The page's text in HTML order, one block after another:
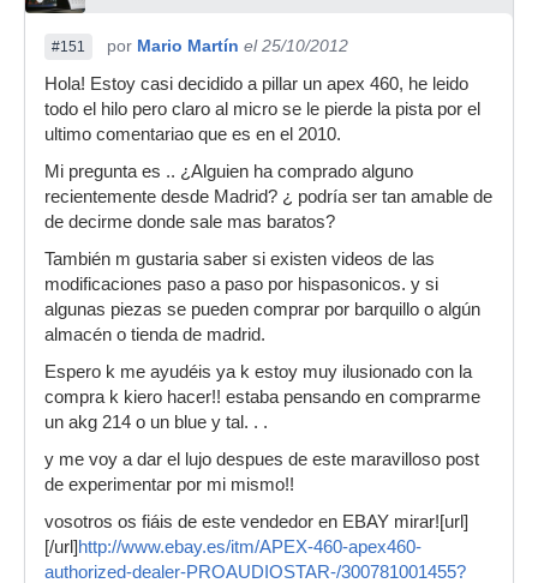
#151 por Mario Martín el 25/10/2012
Hola! Estoy casi decidido a pillar un apex 460, he leido
todo el hilo pero claro al micro se le pierde la pista por el
ultimo comentariao que es en el 2010.
Mi pregunta es .. ¿Alguien ha comprado alguno
recientemente desde Madrid? ¿ podría ser tan amable de
de decirme donde sale mas baratos?
También m gustaria saber si existen videos de las
modificaciones paso a paso por hispasonicos. y si
algunas piezas se pueden comprar por barquillo o algún
almacén o tienda de madrid.
Espero k me ayudéis ya k estoy muy ilusionado con la
compra k kiero hacer!! estaba pensando en comprarme
un akg 214 o un blue y tal. . .
y me voy a dar el lujo despues de este maravilloso post
de experimentar por mi mismo!!
vosotros os fiáis de este vendedor en EBAY mirar![url]
[/url] http://www.ebay.es/itm/APEX-460-apex460-
authorized-dealer-PROAUDIOSTAR-/300781001455?